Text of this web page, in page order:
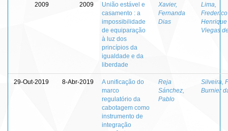
2009 2009
União estável e
casamento : a
impossibilidade
de equiparação
à luz dos
princípios da
igualdade e da
liberdade
Xavier,
Fernanda
Dias
Lima,
Frederico
Henrique
Viegas
29-Out-2019 8-Abr-2019
A unificação do
marco
regulatório da
cabotagem como
instrumento de
integração
Reja
Sánchez,
Pablo
Silveira,
Burnier